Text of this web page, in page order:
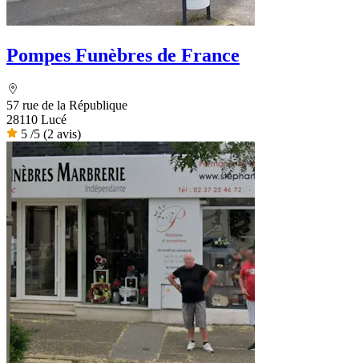
Pompes Funèbres de France
57 rue de la République
28110 Lucé
5 /5 (2 avis)